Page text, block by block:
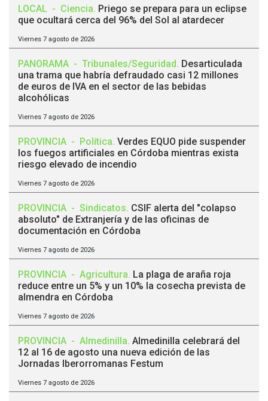
LOCAL - Ciencia. Priego se prepara para un eclipse
que ocultará cerca del 96% del Sol al atardecer
Viernes 7 agosto de 2026
PANORAMA - Tribunales/Seguridad. Desarticulada
una trama que habría defraudado casi 12 millones
de euros de IVA en el sector de las bebidas
alcohólicas
Viernes 7 agosto de 2026
PROVINCIA - Política. Verdes EQUO pide suspender
los fuegos artificiales en Córdoba mientras exista
riesgo elevado de incendio
Viernes 7 agosto de 2026
PROVINCIA - Sindicatos. CSIF alerta del "colapso
absoluto" de Extranjería y de las oficinas de
documentación en Córdoba
Viernes 7 agosto de 2026
PROVINCIA - Agricultura. La plaga de araña roja
reduce entre un 5% y un 10% la cosecha prevista de
almendra en Córdoba
Viernes 7 agosto de 2026
PROVINCIA - Almedinilla. Almedinilla celebrará del
12 al 16 de agosto una nueva edición de las
Jornadas Iberorromanas Festum
Viernes 7 agosto de 2026